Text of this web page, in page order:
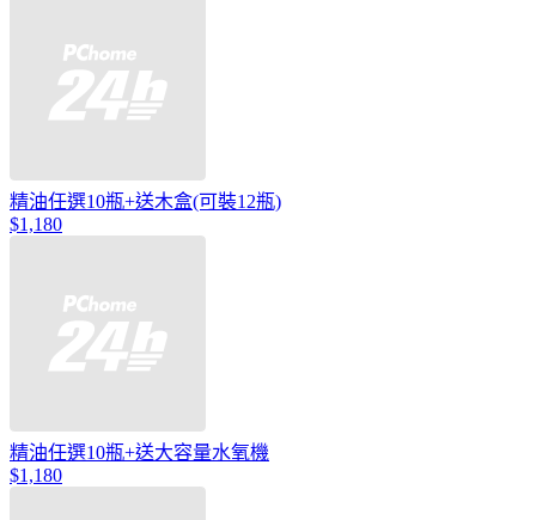
精油任選10瓶+送木盒(可裝12瓶)
$1,180
精油任選10瓶+送大容量水氧機
$1,180